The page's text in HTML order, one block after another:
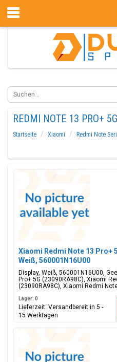
REDMI NOTE 13 PRO+ 5G
Startseite Xiaomi Redmi Note
Xiaomi Redmi Note 13 Pro+
Weiß, 560001N16U00
Display, Weiß, 560001N16U00,
Pro+ 5G (23090RA98C), Xiaomi
(23090RA98C), Xiaomi Redmi
Lager: 0
Lieferzeit: Versandbereit in 5 -
15 Werktagen